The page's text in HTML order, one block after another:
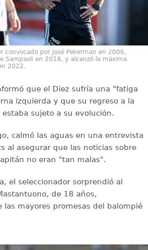
convocado por José Pekerman en 2006,
Sampaoli en 2018, y alcanzó la máxima
2022.
que el Diez sufría una "fatiga
izquierda y que su regreso a la
sujeto a su evolución.
calmó las aguas en una entrevista
al asegurar que las noticias sobre
no eran "tan malas".
el seleccionador sorprendió al
de 18 años,
las mayores promesas del balompié